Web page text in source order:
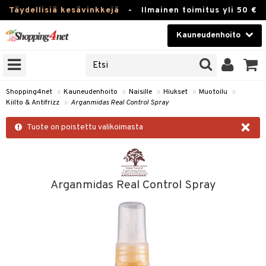
Täydellisiä kesävinkkejä - Ilmainen toimitus yli 50 €
Kauneudenhoito
Kauneudenhoito
Piilolinssit
Apteekki
Koti & Sisustus
Shopping4net » Kauneudenhoito » Naisille » Hiukset » Muotoilu
»
Kiilto & Antifrizz » Arganmidas Real Control Spray
×
Tuote on poistettu valikoimasta
Arganmidas Real Control Spray